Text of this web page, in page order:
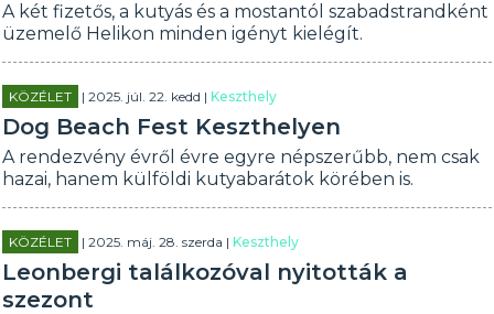
A két fizetős, a kutyás és a mostantól szabadstrandként
üzemelő Helikon minden igényt kielégít.
KÖZÉLET | 2025. júl. 22. kedd |Keszthely
Dog Beach Fest Keszthelyen
A rendezvény évről évre egyre népszerűbb, nem csak
hazai, hanem külföldi kutyabarátok körében is.
KÖZÉLET | 2025. máj. 28. szerda |Keszthely
Leonbergi találkozóval nyitották a
szezont